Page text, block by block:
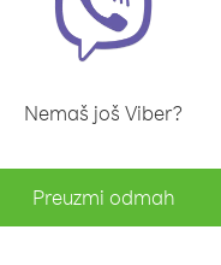
Nemaš još Viber?
Preuzmi odmah